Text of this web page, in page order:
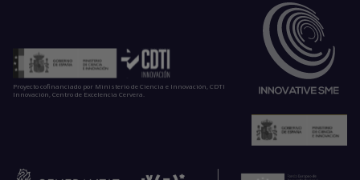
Proyecto cofinanciado por Ministerio de Ciencia e Innovación, CDTI
Innovación, Centro de Excelencia Cervera.